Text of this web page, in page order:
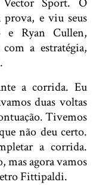
e viu seus
e Ryan Cullen,
a estratégia,
a corrida. Eu
duas voltas
Tivemos
não deu certo.
a corrida.
mas agora vamos
Fittipaldi.